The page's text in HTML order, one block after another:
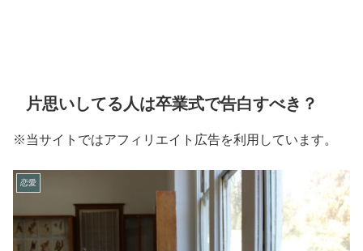
片思いしてる人は卒業式で告白すべき？
※当サイトではアフィリエイト広告を利用しています。
恋愛